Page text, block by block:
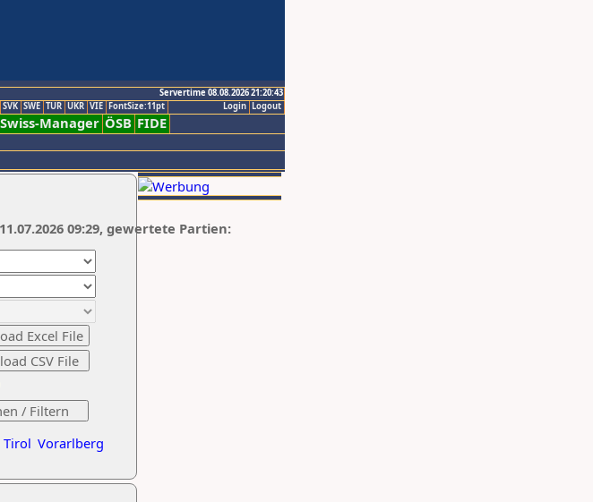
Servertime 08.08.2026 21:20:43
Logout
Login
SVK SWE TUR UKR VIE FontSize:11pt
Swiss-Manager ÖSB FIDE
Tirol Vorarlberg
09:29, gewertete Partien: